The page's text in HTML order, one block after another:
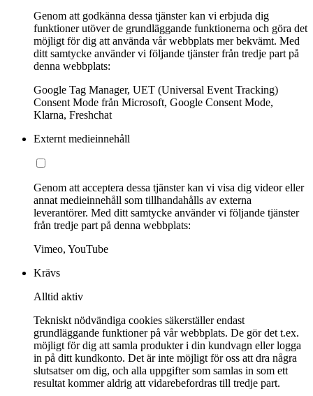
Genom att godkänna dessa tjänster kan vi erbjuda dig
funktioner utöver de grundläggande funktionerna och göra det
möjligt för dig att använda vår webbplats mer bekvämt. Med
ditt samtycke använder vi följande tjänster från tredje part på
denna webbplats:
Google Tag Manager, UET (Universal Event Tracking)
Consent Mode från Microsoft, Google Consent Mode,
Klarna, Freshchat
Externt medieinnehåll
Genom att acceptera dessa tjänster kan vi visa dig videor eller
annat medieinnehåll som tillhandahålls av externa
leverantörer. Med ditt samtycke använder vi följande tjänster
från tredje part på denna webbplats:
Vimeo, YouTube
Krävs
Alltid aktiv
Tekniskt nödvändiga cookies säkerställer endast
grundläggande funktioner på vår webbplats. De gör det t.ex.
möjligt för dig att samla produkter i din kundvagn eller logga
in på ditt kundkonto. Det är inte möjligt för oss att dra några
slutsatser om dig, och alla uppgifter som samlas in som ett
resultat kommer aldrig att vidarebefordras till tredje part.